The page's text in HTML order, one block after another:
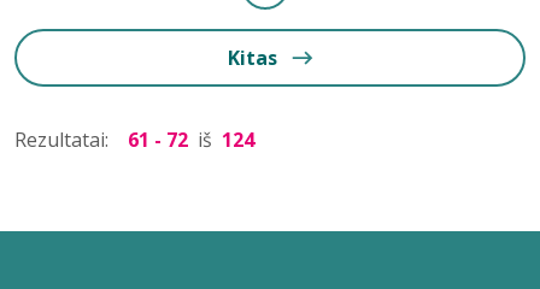
Kitas
Rezultatai: 61 - 72 iš 124